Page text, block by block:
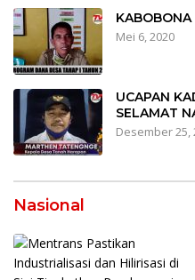
KABOBONA
Mei 6, 2020
UCAPAN
SELAMAT
Desember 25,
Nasional